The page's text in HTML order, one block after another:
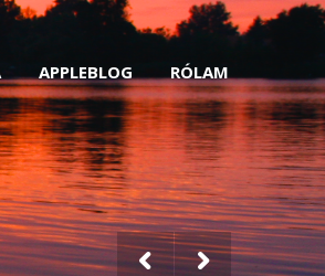
APPLEBLOG RÓLAM